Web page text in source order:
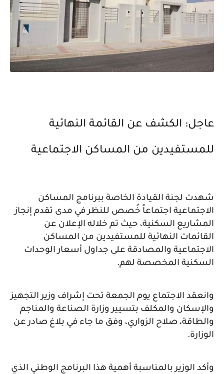
عاجل: الكشف عن القائمة النهائية
للمستفيدين من المساكن الاجتماعية
شهدت لجنة القيادة الخاصة ببرنامج المساكن
الاجتماعية اجتماعاً خُصص للنظر في مدى تقدم إنجاز
المشاريع السكنية، حيث تم خلاله الإعلان عن
القائمات النهائية للمستفيدين من المساكن
الاجتماعية والمصادقة على جداول أسعار الوحدات
السكنية المخصصة لهم.
وانعقد الاجتماع يوم الجمعة تحت إشراف وزير التجهيز
والإسكان والمكلف بتسيير وزارة الصناعة والمناجم
والطاقة، صلاح الزواري، وفق ما جاء في بلاغ صادر عن
الوزارة.
وأكد الوزير بالمناسبة أهمية هذا البرنامج الوطني الذي